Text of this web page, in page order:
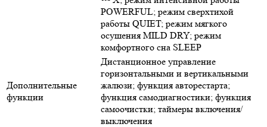
POWERFUL; режим сверхтихой
работы QUIET; режим мягкого
осушения MILD DRY; режим
комфортного сна SLEEP
Дополнительные
функции
Дистанционное управление
горизонтальными и вертикальными
жалюзи; функция авторестарта;
функция самодиагностики; функция
самоочистки; таймеры включения/
выключения